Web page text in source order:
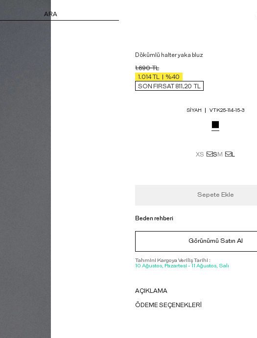
ARA
Dökümlü halter yaka bluz
1.690TL
1.014 TL
%40
SON FIRSAT 811,20 TL
SIYAH VTK25-114-15-3
XS S M
Sepete Ekle
Beden rehberi
Görünümü Satın Al
Tahmini Kargoya Veriliş Tarihi :
10 Ağustos, Pazartesi - 11 Ağustos, Salı
AÇIKLAMA
ÖDEME SEÇENEKLERİ